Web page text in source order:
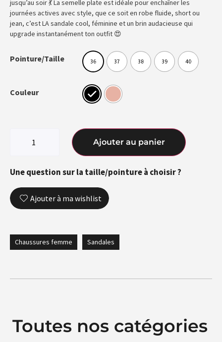
jusqu’au soir 💃 La semelle plate est idéale pour enchaîner les
journées actives avec style, que ce soit en robe fluide, short ou
jean, c’est LA sandale cool, féminine et un brin audacieuse qui
upgrade instantanément ton outfit 😍
Pointure/Taille 36 37 38 39 40
Couleur
Ajouter au panier
Une question sur la taille/pointure à choisir ?
Ajouter à ma wishlist
Chaussures femme Sandales
Toutes nos catégories